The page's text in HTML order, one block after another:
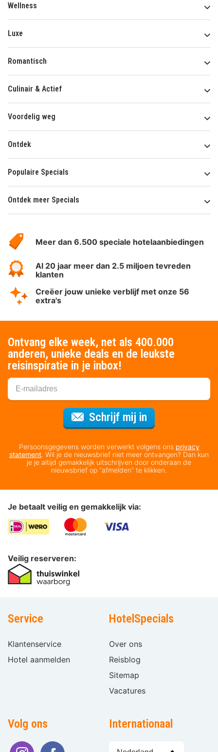
Wellness
Luxe
Romantisch
Culinair & Actief
Voordelig weg
Ontdek
Populaire Specials
Ontdek meer Specials
HotelSpecials
Meer dan 6.500 speciale hotelaanbiedingen
Al 20 jaar meer dan 2.5 miljoen tevreden
klanten
Creëer jouw unieke verblijf met onze 56
extra's
Ontvang elke week, net als 400.000
anderen, unieke deals en de leukste
reisinspiratie in je inbox!
Schrijf mij in
Persoonsgegevens worden verwerkt volgens ons privacy
statement. Wil je de nieuwsbrief niet meer ontvangen? Dan kun
je je altijd gemakkelijk uitschrijven door onderaan de
nieuwsbrief op “afmelden” te klikken.
Je betaalt veilig en gemakkelijk via:
Veilig reserveren:
Service
Klantenservice
Hotel aanmelden
HotelSpecials
Over ons
Reisblog
Sitemap
Vacatures
Volg ons Internationaal